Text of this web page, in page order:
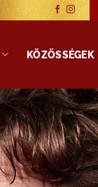
KÖZÖSSÉGEK